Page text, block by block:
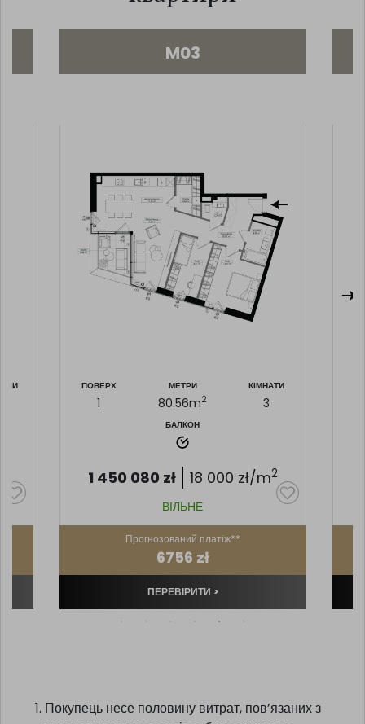
M03
ПОВЕРХ
1
МЕТРИ
80.56m2
КІМНАТИ
3
БАЛКОН
1 450 080 zł 18 000 zł/m2
ВІЛЬНЕ
Прогнозований платіж**
6756 zł
ПЕРЕВІРИТИ >
Покупець несе половину витрат, пов’язаних з